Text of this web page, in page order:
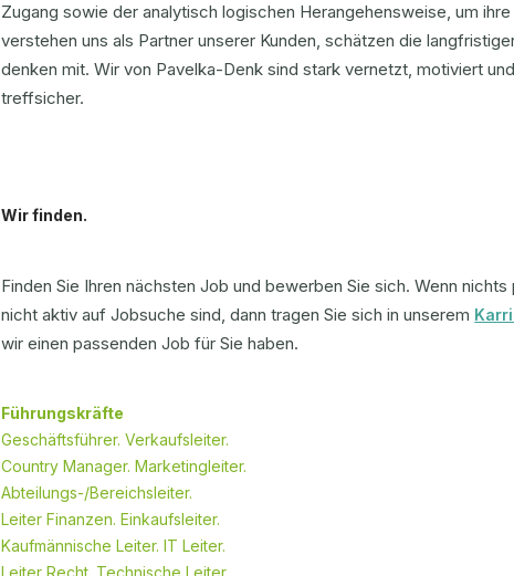
Zugang sowie der analytisch logischen Herangehensweise, um
verstehen uns als Partner unserer Kunden, schätzen die
denken mit. Wir von Pavelka-Denk sind stark vernetzt, motiviert
treffsicher.
Wir finden.
Finden Sie Ihren nächsten Job und bewerben Sie sich. Wenn
nicht aktiv auf Jobsuche sind, dann tragen Sie sich in unserem
wir einen passenden Job für Sie haben.
Führungskräfte
Geschäftsführer. Verkaufsleiter.
Country Manager. Marketingleiter.
Abteilungs-/Bereichsleiter.
Leiter Finanzen. Einkaufsleiter.
Kaufmännische Leiter. IT Leiter.
Leiter Recht. Technische Leiter.